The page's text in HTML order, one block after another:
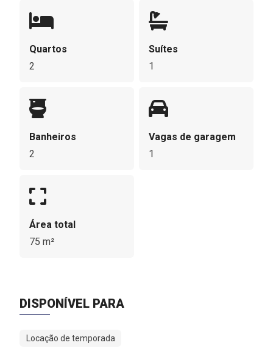
Quartos
2
Suítes
1
Banheiros
2
Vagas de garagem
1
Área total
75 m²
DISPONÍVEL PARA
Locação de temporada